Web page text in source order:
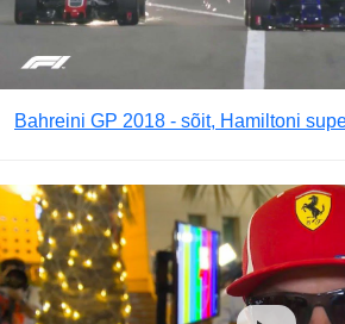
Bahreini GP 2018 - sõit, Hamiltoni